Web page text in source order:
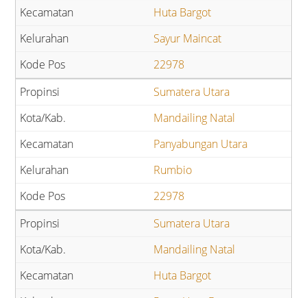
Huta Bargot
Sayur Maincat
22978
Sumatera Utara
Mandailing Natal
Panyabungan Utara
Rumbio
22978
Sumatera Utara
Mandailing Natal
Huta Bargot